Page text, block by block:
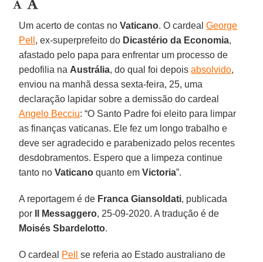
Um acerto de contas noVaticano. O cardealGeorge
Pell , ex-superprefeito do Dicastério da Economia,
afastado pelo papa para enfrentar um processo de
pedofilia na Austrália, do qual foi depoisabsolvido,
enviou na manhã dessa sexta-feira, 25, uma
declaração lapidar sobre a demissão do cardeal
Angelo Becciu: “O Santo Padre foi eleito para limpar
as finanças vaticanas. Ele fez um longo trabalho e
deve ser agradecido e parabenizado pelos recentes
desdobramentos. Espero que a limpeza continue
tanto noVaticano quanto emVictoria”.
A reportagem é de Franca Giansoldati, publicada
por
Il Messaggero, 25-09-2020. A tradução é de
Moisés Sbardelotto.
O cardeal Pell
se referia ao Estado australiano de